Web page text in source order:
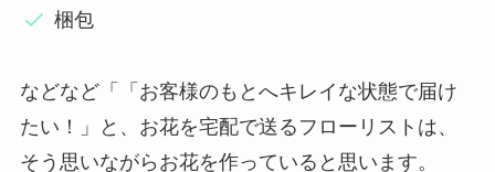
梱包
などなど「「お客様のもとへキレイな状態で届け
たい！」と、お花を宅配で送るフローリストは、
そう思いながらお花を作っていると思います。